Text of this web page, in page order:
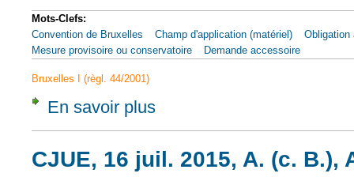
Mots-Clefs:
Convention de Bruxelles
Champ d'application (matériel)
Obligation
Mesure provisoire ou conservatoire
Demande accessoire
Bruxelles I (règl. 44/2001)
En savoir plus
CJUE, 16 juil. 2015, A. (c. B.),